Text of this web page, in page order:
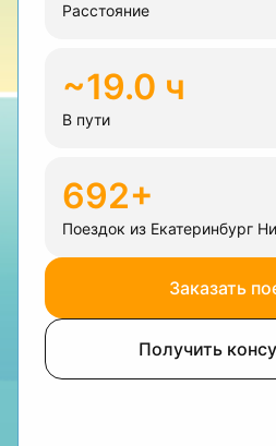
Расстояние
~19.0 ч
В пути
692+
Поездок из Екатеринбург
Заказать
Получить